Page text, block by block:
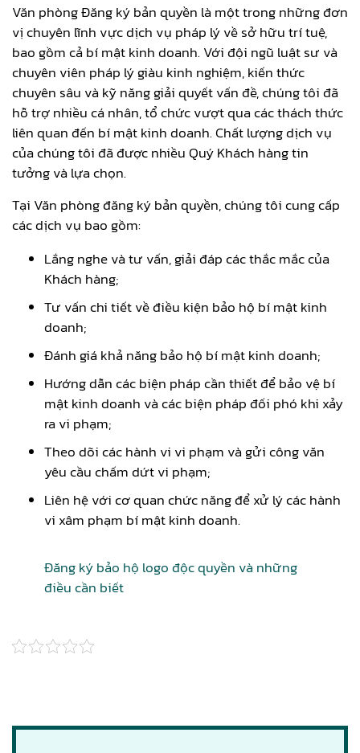
Văn phòng Đăng ký bản quyền là một trong những đơn
vị chuyên lĩnh vực dịch vụ pháp lý về sở hữu trí tuệ,
bao gồm cả bí mật kinh doanh. Với đội ngũ luật sư và
chuyên viên pháp lý giàu kinh nghiệm, kiến thức
chuyên sâu và kỹ năng giải quyết vấn đề, chúng tôi đã
hỗ trợ nhiều cá nhân, tổ chức vượt qua các thách thức
liên quan đến bí mật kinh doanh. Chất lượng dịch vụ
của chúng tôi đã được nhiều Quý Khách hàng tin
tưởng và lựa chọn.
Tại Văn phòng đăng ký bản quyền, chúng tôi cung cấp
các dịch vụ bao gồm:
Lắng nghe và tư vấn, giải đáp các thắc mắc của
Khách hàng;
Tư vấn chi tiết về điều kiện bảo hộ bí mật kinh
doanh;
Đánh giá khả năng bảo hộ bí mật kinh doanh;
Hướng dẫn các biện pháp cần thiết để bảo vệ bí
mật kinh doanh và các biện pháp đối phó khi xảy
ra vi phạm;
Theo dõi các hành vi vi phạm và gửi công văn
yêu cầu chấm dứt vi phạm;
Liên hệ với cơ quan chức năng để xử lý các hành
vi xâm phạm bí mật kinh doanh.
Đăng ký bảo hộ logo độc quyền và những
điều cần biết